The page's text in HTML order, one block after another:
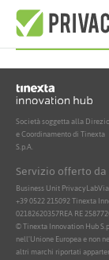
Società soggetta alla
e Coordinamento di Tinexta
S.p.A.
Servizio offerto da
Business Unit PrivacyLab
+39 0522 215092Tinexta
02182620357REA RE 258772
© Tinexta Innovation Hub
nell'Unione Europea e non
altri marchi riportati